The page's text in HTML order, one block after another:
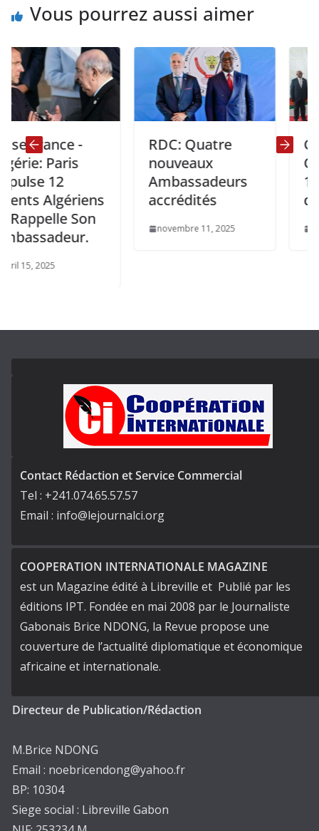
Vous pourrez aussi aimer
-
Paris
12
Algériens
Son
RDC: Quatre
nouveaux
Ambassadeurs
accrédités
novembre 11, 2025
16e
des
Contact Rédaction et Service Commercial
Tel : +241.074.65.57.57
Email : info@lejournalci.org
COOPERATION INTERNATIONALE MAGAZINE
est un Magazine édité à Libreville et Publié par les
éditions IPT. Fondée en mai 2008 par le Journaliste
Gabonais Brice NDONG, la Revue propose une
couverture de l’actualité diplomatique et économique
africaine et internationale.
Directeur de Publication/Rédaction
M.Brice NDONG
Email : noebricendong@yahoo.fr
BP: 10304
Siege social : Libreville Gabon